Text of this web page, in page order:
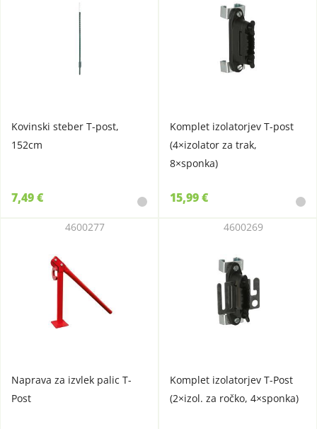
Kovinski steber T-post,
152cm
7,49 €
Komplet izolatorjev T-post
(4×izolator za trak,
8×sponka)
15,99 €
Naprava za izvlek palic T-
Post
4600277
Komplet izolatorjev T-Post
(2×izol. za ročko, 4×sponka)
4600269